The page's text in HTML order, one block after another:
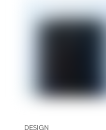
DESIGN